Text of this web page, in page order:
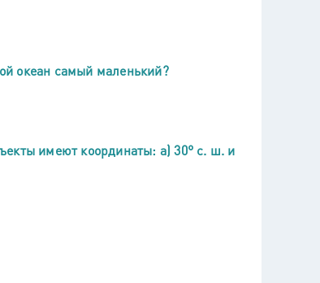
океан самый маленький?
имеют координаты: а) 30° с. ш. и